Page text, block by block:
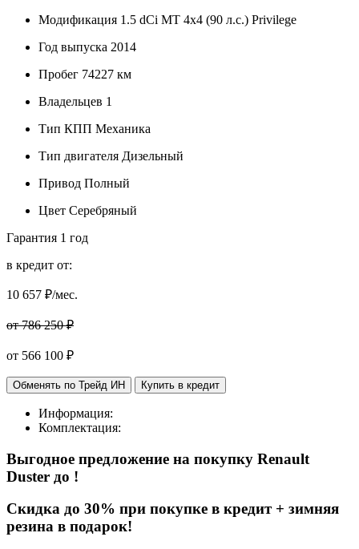
Модификация 1.5 dCi MT 4x4 (90 л.с.) Privilege
Год выпуска 2014
Пробег 74227 км
Владельцев 1
Тип КПП Механика
Тип двигателя Дизельный
Привод Полный
Цвет Серебряный
Гарантия 1 год
в кредит от:
10 657 ₽/мес.
от 786 250 ₽
от 566 100 ₽
Обменять по Трейд ИН Купить в кредит
Информация:
Комплектация:
Выгодное предложение на покупку Renault
Duster до !
Cкидка до 30% при покупке в кредит + зимняя
резина в подарок!